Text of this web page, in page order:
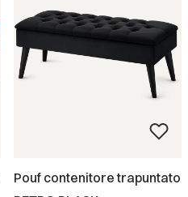
Pouf contenitore trapuntato